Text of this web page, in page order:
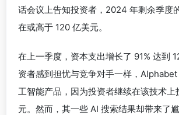
话会议上告知投资者，2024 年剩余季度
在或高于 120 亿美元。
在上一季度，资本支出增长了 91% 达到
资者感到担忧与竞争对手一样，
工智能产品，因为投资者继续在该技术上
元。然而，其一些 AI 搜索结果却带来了